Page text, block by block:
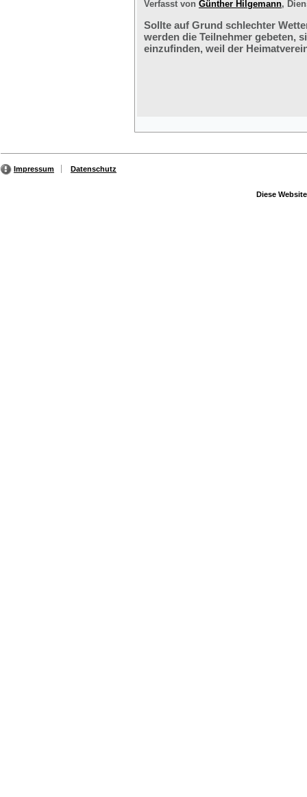
Verfasst von Günther Hilgemann,
Sollte auf Grund schlechter
werden die Teilnehmer gebeten,
einzufinden, weil der
Impressum Datenschutz
Diese